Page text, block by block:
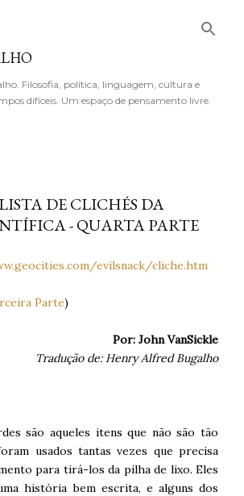
Filosofia, política, linguagem, cultura e
difíceis. Um espaço de pensamento livre.
DE CLICHÉS DA
- QUARTA PARTE
evilsnack/cliche.htm
Parte)
Por: John VanSickle
Tradução de: Henry Alfred Bugalho
são aqueles itens que não são tão
usados tantas vezes que precisa
para tirá-los da pilha de lixo. Eles
história bem escrita, e alguns dos